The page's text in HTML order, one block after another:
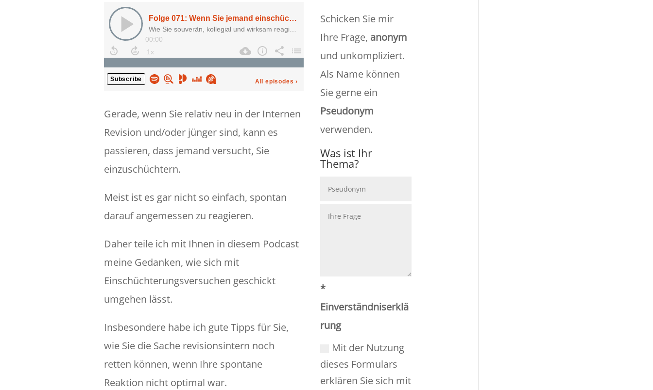
Gerade, wenn Sie relativ neu in der Internen
Revision und/oder jünger sind, kann es
passieren, dass jemand versucht, Sie
einzuschüchtern.
Meist ist es gar nicht so einfach, spontan
darauf angemessen zu reagieren.
Daher teile ich mit Ihnen in diesem Podcast
meine Gedanken, wie sich mit
Einschüchterungsversuchen geschickt
umgehen lässt.
Insbesondere habe ich gute Tipps für Sie,
wie Sie die Sache revisionsintern noch
retten können, wenn Ihre spontane
Reaktion nicht optimal war.
Schicken Sie mir
Ihre Frage, anonym
und unkompliziert.
Als Name können
Sie gerne ein
Pseudonym
verwenden.
Was ist Ihr
Thema?
*
Einverständniserklä
rung
Mit der Nutzung
dieses Formulars
erklären Sie sich mit